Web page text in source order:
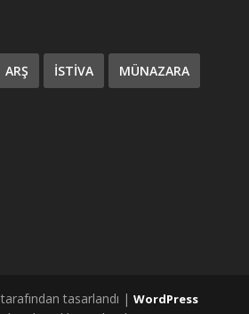
ARŞ ISTIVA MÜNAZARA
tarafından tasarlandı | WordPress